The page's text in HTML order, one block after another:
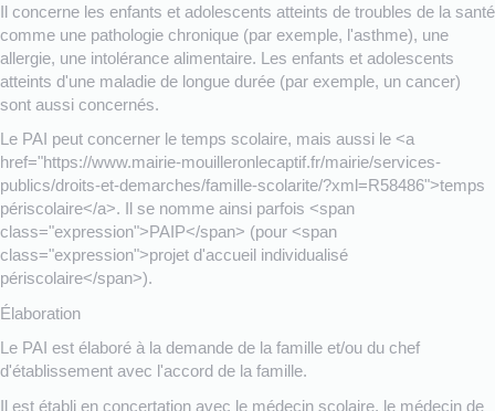
Il concerne les enfants et adolescents atteints de troubles de la santé
comme une pathologie chronique (par exemple, l'asthme), une
allergie, une intolérance alimentaire. Les enfants et adolescents
atteints d'une maladie de longue durée (par exemple, un cancer)
sont aussi concernés.
Le PAI peut concerner le temps scolaire, mais aussi le <a
href="https://www.mairie-mouilleronlecaptif.fr/mairie/services-
publics/droits-et-demarches/famille-scolarite/?xml=R58486">temps
périscolaire</a>. Il se nomme ainsi parfois <span
class="expression">PAIP</span> (pour <span
class="expression">projet d'accueil individualisé
périscolaire</span>).
Élaboration
Le PAI est élaboré à la demande de la famille et/ou du chef
d'établissement avec l'accord de la famille.
Il est établi en concertation avec le médecin scolaire, le médecin de